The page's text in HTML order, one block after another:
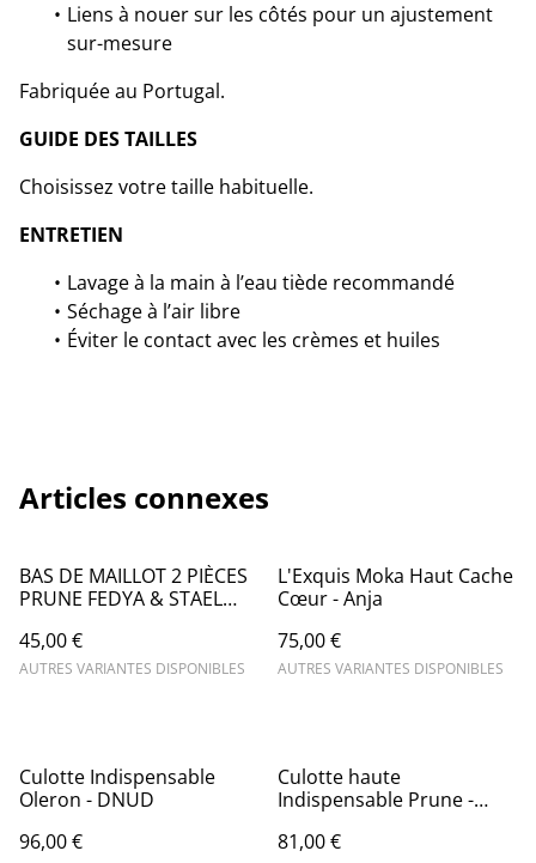
Liens à nouer sur les côtés pour un ajustement
sur-mesure
Fabriquée au Portugal.
GUIDE DES TAILLES
Choisissez votre taille habituelle.
ENTRETIEN
Lavage à la main à l’eau tiède recommandé
Séchage à l’air libre
Éviter le contact avec les crèmes et huiles
Articles connexes
BAS DE MAILLOT 2 PIÈCES
PRUNE FEDYA & STAEL
45,00 €
AUTRES VARIANTES DISPONIBLES
L'Exquis Moka Haut Cache
Cœur - Anja
75,00 €
AUTRES VARIANTES DISPONIBLES
Culotte Indispensable
Oleron - DNUD
96,00 €
Culotte haute
Indispensable Prune -
81,00 €